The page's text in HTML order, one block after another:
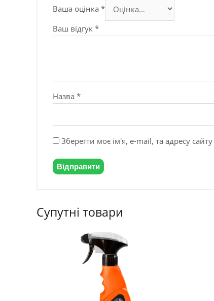
Ваша оцінка *
Ваш відгук *
Назва *
Зберегти моє ім'я, e-mail, та адресу
Супутні товари